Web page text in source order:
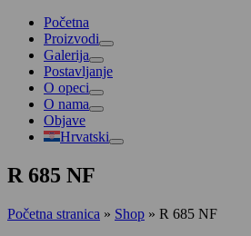
Početna
Proizvodi
Galerija
Postavljanje
O opeci
O nama
Objave
Hrvatski
R 685 NF
Početna stranica » Shop » R 685 NF